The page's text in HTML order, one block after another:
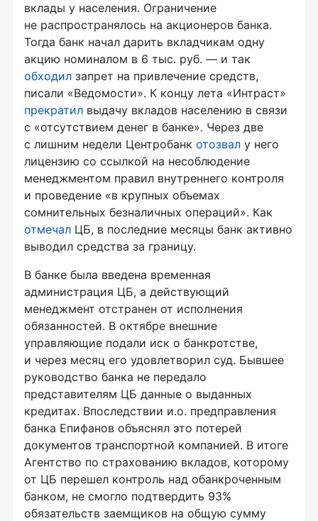
вклады у населения. Ограничение
не распространялось на акционеров банка.
Тогда банк начал дарить вкладчикам одну
акцию номиналом в 6 тыс. руб. — и так
обходил запрет на привлечение средств,
писали «Ведомости». К концу лета «Интраст»
прекратил выдачу вкладов населению в связи
с «отсутствием денег в банке». Через две
с лишним недели Центробанк отозвал у него
лицензию со ссылкой на несоблюдение
менеджментом правил внутреннего контроля
и проведение «в крупных объемах
сомнительных безналичных операций». Как
отмечал ЦБ, в последние месяцы банк активно
выводил средства за границу.
В банке была введена временная
администрация ЦБ, а действующий
менеджмент отстранен от исполнения
обязанностей. В октябре внешние
управляющие подали иск о банкротстве,
и через месяц его удовлетворил суд. Бывшее
руководство банка не передало
представителям ЦБ данные о выданных
кредитах. Впоследствии и.о. предправления
банка Епифанов объяснял это потерей
документов транспортной компанией. В итоге
Агентство по страхованию вкладов, которому
от ЦБ перешел контроль над обанкроченным
банком, не смогло подтвердить 93%
обязательств заемщиков на общую сумму